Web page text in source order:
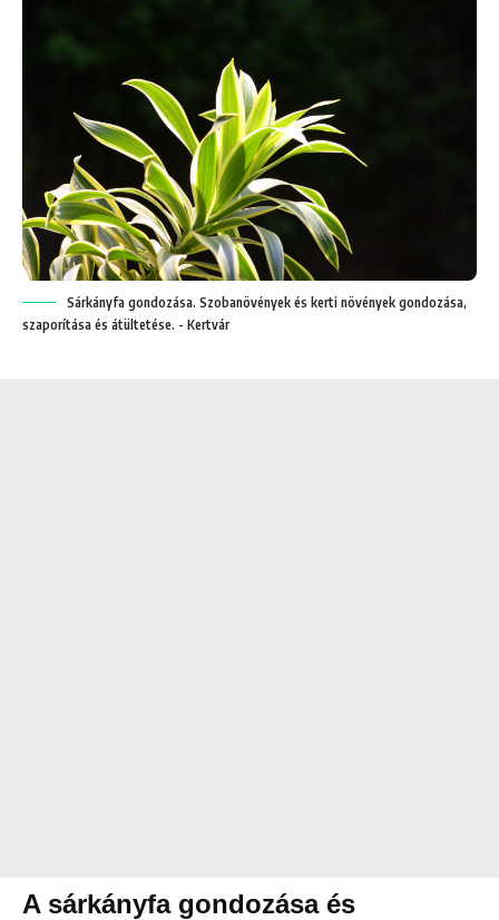
Sárkányfa gondozása. Szobanövények és kerti növények gondozása,
szaporítása és átültetése. - Kertvár
A sárkányfa gondozása és